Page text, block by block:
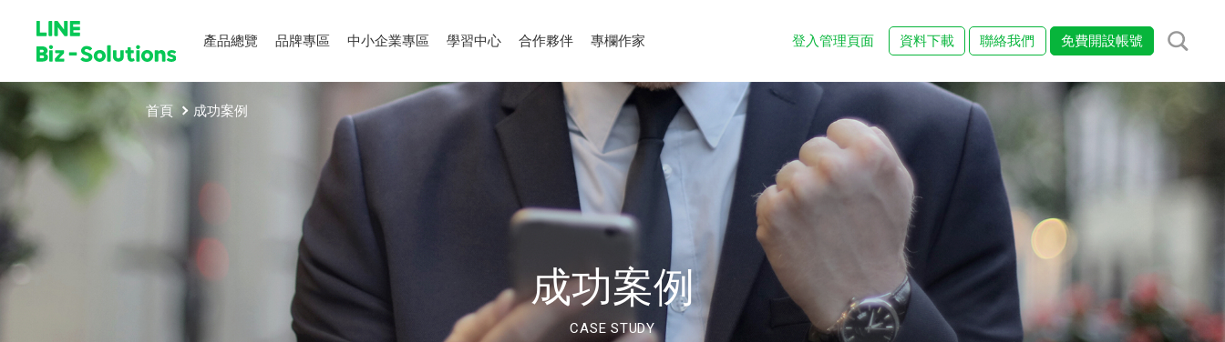
產品總覽 品牌專區 中小企業專區 學習中心 合作夥伴 專欄作家 登入管理頁面 資料下載 聯絡我們 免費開設帳號
首頁 成功案例
成功案例
CASE STUDY